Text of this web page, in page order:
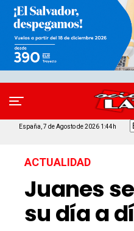
España, 7 de Agosto de 2026 1:44h
ACTUALIDAD
Juanes
su día a